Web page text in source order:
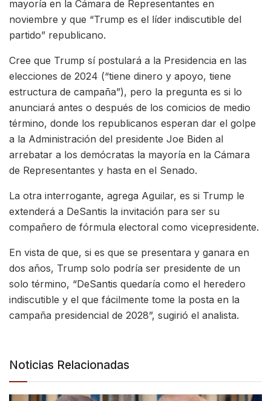
mayoría en la Cámara de Representantes en
noviembre y que “Trump es el líder indiscutible del
partido” republicano.
Cree que Trump sí postulará a la Presidencia en las
elecciones de 2024 (“tiene dinero y apoyo, tiene
estructura de campaña”), pero la pregunta es si lo
anunciará antes o después de los comicios de medio
término, donde los republicanos esperan dar el golpe
a la Administración del presidente Joe Biden al
arrebatar a los demócratas la mayoría en la Cámara
de Representantes y hasta en el Senado.
La otra interrogante, agrega Aguilar, es si Trump le
extenderá a DeSantis la invitación para ser su
compañero de fórmula electoral como vicepresidente.
En vista de que, si es que se presentara y ganara en
dos años, Trump solo podría ser presidente de un
solo término, “DeSantis quedaría como el heredero
indiscutible y el que fácilmente tome la posta en la
campaña presidencial de 2028”, sugirió el analista.
Noticias Relacionadas